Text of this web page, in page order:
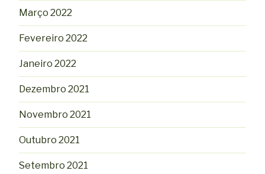
Março 2022
Fevereiro 2022
Janeiro 2022
Dezembro 2021
Novembro 2021
Outubro 2021
Setembro 2021